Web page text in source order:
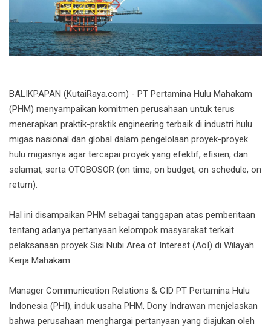
BALIKPAPAN (KutaiRaya.com) - PT Pertamina Hulu Mahakam
(PHM) menyampaikan komitmen perusahaan untuk terus
menerapkan praktik-praktik engineering terbaik di industri hulu
migas nasional dan global dalam pengelolaan proyek-proyek
hulu migasnya agar tercapai proyek yang efektif, efisien, dan
selamat, serta OTOBOSOR (on time, on budget, on schedule, on
return).
Hal ini disampaikan PHM sebagai tanggapan atas pemberitaan
tentang adanya pertanyaan kelompok masyarakat terkait
pelaksanaan proyek Sisi Nubi Area of Interest (AoI) di Wilayah
Kerja Mahakam.
Manager Communication Relations & CID PT Pertamina Hulu
Indonesia (PHI), induk usaha PHM, Dony Indrawan menjelaskan
bahwa perusahaan menghargai pertanyaan yang diajukan oleh